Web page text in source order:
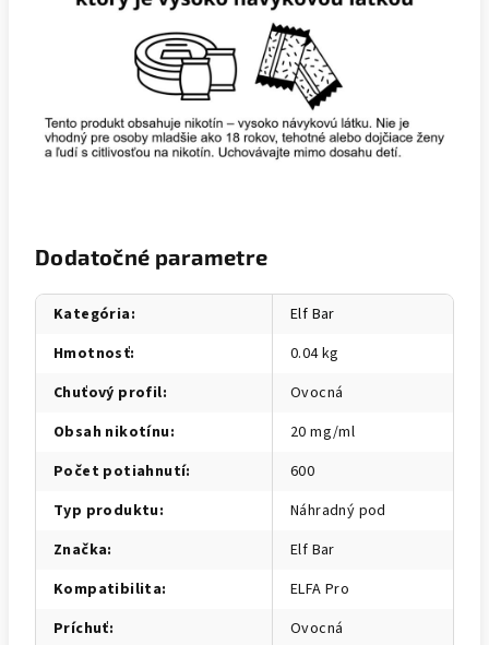
Dodatočné parametre
Kategória:
Elf Bar
Hmotnosť:
0.04 kg
Chuťový profil:
Ovocná
Obsah nikotínu:
20 mg/ml
Počet potiahnutí:
600
Typ produktu:
Náhradný pod
Značka:
Elf Bar
Kompatibilita:
ELFA Pro
Príchuť:
Ovocná